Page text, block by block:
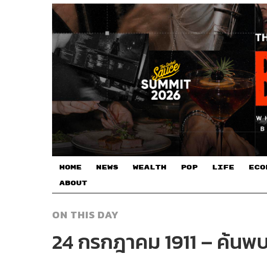
HOME NEWS WEALTH POP LIFE
ABOUT
ON THIS DAY
24 กรกฎาคม 1911 – ค้นพ